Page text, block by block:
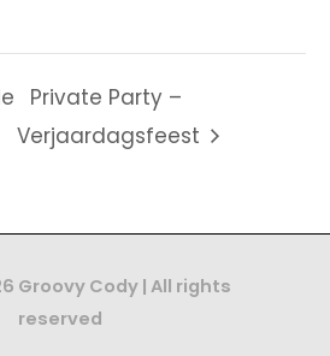
Private Party –
Verjaardagsfeest
Groovy Cody | All rights
reserved